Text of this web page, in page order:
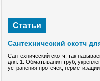
Статьи
Сантехнический скотч
Сантехнический скотч, так
для: 1. Обматывания труб,
устранения протечек,